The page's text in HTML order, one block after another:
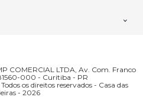
COMERCIAL LTDA, Av. Com. Franco
000 - Curitiba - PR
os direitos reservados - Casa das
- 2026